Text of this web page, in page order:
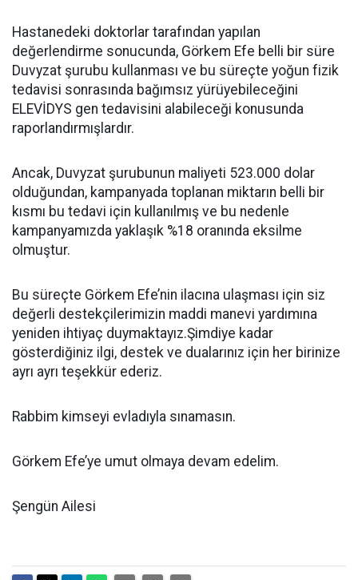
Hastanedeki doktorlar tarafından yapılan
değerlendirme sonucunda, Görkem Efe belli bir süre
Duvyzat şurubu kullanması ve bu süreçte yoğun fizik
tedavisi sonrasında bağımsız yürüyebileceğini
ELEVİDYS gen tedavisini alabileceği konusunda
raporlandırmışlardır.
Ancak, Duvyzat şurubunun maliyeti 523.000 dolar
olduğundan, kampanyada toplanan miktarın belli bir
kısmı bu tedavi için kullanılmış ve bu nedenle
kampanyamızda yaklaşık %18 oranında eksilme
olmuştur.
Bu süreçte Görkem Efe’nin ilacına ulaşması için siz
değerli destekçilerimizin maddi manevi yardımına
yeniden ihtiyaç duymaktayız.Şimdiye kadar
gösterdiğiniz ilgi, destek ve dualarınız için her birinize
ayrı ayrı teşekkür ederiz.
Rabbim kimseyi evladıyla sınamasın.
Görkem Efe’ye umut olmaya devam edelim.
Şengün Ailesi